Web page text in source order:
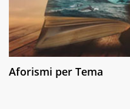
Aforismi per Tema